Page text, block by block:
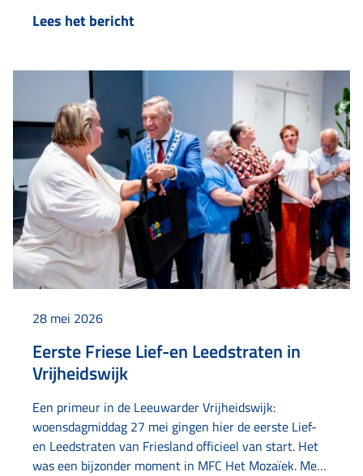
Seth van ReSeth Gym. Na enige tijd zoeken kwamen
uit. De eigenaar, Seth…
Lees het bericht
28 mei 2026
Eerste Friese Lief-en Leedstraten in
Vrijheidswijk
Een primeur in de Leeuwarder Vrijheidswijk:
woensdagmiddag 27 mei gingen hier de eerste Lief-
en Leedstraten van Friesland officieel van start. Het
was een bijzonder moment in MFC Het Mozaïek. Met